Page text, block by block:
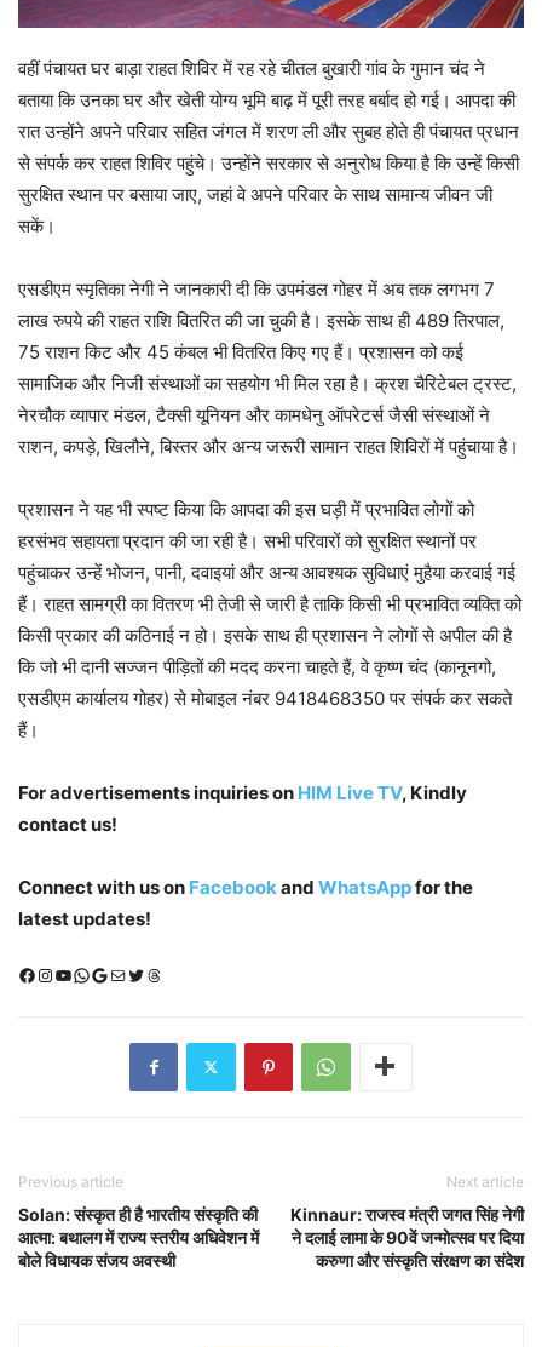
वहीं पंचायत घर बाड़ा राहत शिविर में रह रहे चीतल बुखारी गांव के गुमान चंद ने
बताया कि उनका घर और खेती योग्य भूमि बाढ़ में पूरी तरह बर्बाद हो गई। आपदा की
रात उन्होंने अपने परिवार सहित जंगल में शरण ली और सुबह होते ही पंचायत प्रधान
से संपर्क कर राहत शिविर पहुंचे। उन्होंने सरकार से अनुरोध किया है कि उन्हें किसी
सुरक्षित स्थान पर बसाया जाए, जहां वे अपने परिवार के साथ सामान्य जीवन जी
सकें।
एसडीएम स्मृतिका नेगी ने जानकारी दी कि उपमंडल गोहर में अब तक लगभग 7
लाख रुपये की राहत राशि वितरित की जा चुकी है। इसके साथ ही 489 तिरपाल,
75 राशन किट और 45 कंबल भी वितरित किए गए हैं। प्रशासन को कई
सामाजिक और निजी संस्थाओं का सहयोग भी मिल रहा है। क्रश चैरिटेबल ट्रस्ट,
नेरचौक व्यापार मंडल, टैक्सी यूनियन और कामधेनु ऑपरेटर्स जैसी संस्थाओं ने
राशन, कपड़े, खिलौने, बिस्तर और अन्य जरूरी सामान राहत शिविरों में पहुंचाया है।
प्रशासन ने यह भी स्पष्ट किया कि आपदा की इस घड़ी में प्रभावित लोगों को
हरसंभव सहायता प्रदान की जा रही है। सभी परिवारों को सुरक्षित स्थानों पर
पहुंचाकर उन्हें भोजन, पानी, दवाइयां और अन्य आवश्यक सुविधाएं मुहैया करवाई गई
हैं। राहत सामग्री का वितरण भी तेजी से जारी है ताकि किसी भी प्रभावित व्यक्ति को
किसी प्रकार की कठिनाई न हो। इसके साथ ही प्रशासन ने लोगों से अपील की है
कि जो भी दानी सज्जन पीड़ितों की मदद करना चाहते हैं, वे कृष्ण चंद (कानूनगो,
एसडीएम कार्यालय गोहर) से मोबाइल नंबर 9418468350 पर संपर्क कर सकते
हैं।
For advertisements inquiries on HIM Live TV, Kindly
contact us!
Connect with us on Facebook and WhatsAppfor the
latest updates!
Facebook
Instagram
YouTube
WhatsApp
Google
MailX (Twitter)
Threads
Previous article
Solan: संस्कृत ही है भारतीय संस्कृति की
आत्मा: बथालग में राज्य स्तरीय अधिवेशन में
बोले विधायक संजय अवस्थी
Next article
Kinnaur: राजस्व मंत्री जगत सिंह नेगी
ने दलाई लामा के 90वें जन्मोत्सव पर दिया
करुणा और संस्कृति संरक्षण का संदेश